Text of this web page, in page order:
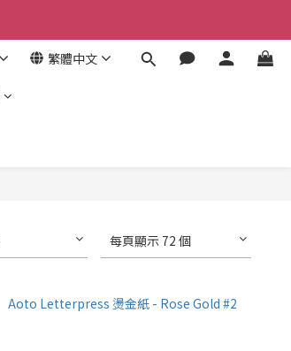
繁體中文
每頁顯示 72 個